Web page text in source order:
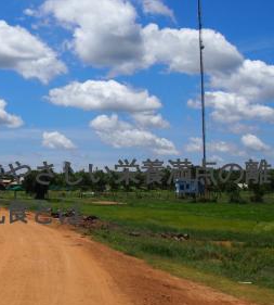
さしい栄養満点の離
とは